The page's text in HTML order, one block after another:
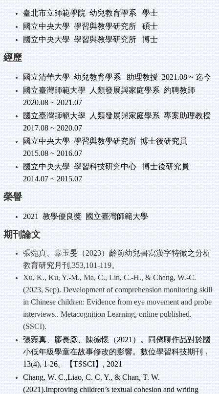
臺北市立師範學院 幼兒教育學系 學士
國立中央大學 學習與教學研究所 碩士
國立中央大學 學習與教學研究所 博士
經歷
國立清華大學 幼兒教育學系 助理教授 2021.08 ~ 迄今
國立臺灣師範大學
人類發展與家庭學系 約聘教師
2020.08 ~ 2021.07
國立臺灣師範大學
人類發展與家庭學系 專案助理教授
2017.08 ~ 2020.07
國立中央大學 學習與教學研究所 博士後研究員
2015.08 ~ 2016.07
國立中央大學 學習科技研究中心 博士後研究員
2014.07 ~ 2015.07
榮譽
2021 教學優良獎 國立臺灣師範大學
期刊論文
張菀真、辜玉旻（2023）齡前幼兒書寫漢字特徵之分析
教育研究月刊,353,101-119。
Xu, K., Ku, Y.-M., Ma, C., Lin, C.-H., & Chang, W.-C.
(2023, Sep). Development of comprehension monitoring skill
in Chinese children: Evidence from eye movement and probe
interviews.. Metacognition Learning, online published.
(SSCI).
張菀真、廖長彥、陳德懷（2021 ）。同儕聊作品對於國
小低年級學童在故事修改的影響。數位學習科技期刊，
13(4), 1-26。【TSSCI】, 2021
Chang, W. C.,Liao, C. C. Y., & Chan, T. W.
(2021).Improving children’s textual cohesion and writing